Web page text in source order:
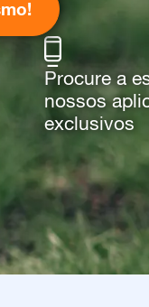
Procure a
nossos
exclusivos